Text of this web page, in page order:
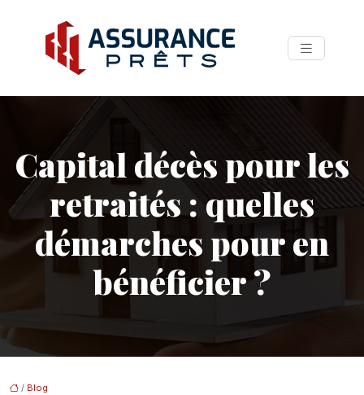
Capital décès pour les
retraités : quelles
démarches pour en
bénéficier ?
/ Blog